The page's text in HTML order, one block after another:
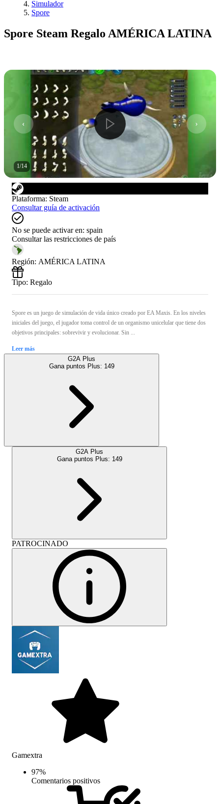
Simulador
Spore
Spore Steam Regalo AMÉRICA LATINA
1/14
Plataforma: Steam
Consultar guía de activación
No se puede activar en: spain
Consultar las restricciones de país
Región: AMÉRICA LATINA
Tipo: Regalo
Spore es un juego de simulación de vida único creado por EA Maxis. En los niveles
iniciales del juego, el jugador toma control de un organismo unicelular que tiene dos
objetivos principales: sobrevivir y evolucionar. Sin ...
Leer más
G2A Plus
Gana puntos Plus: 149
G2A Plus
Gana puntos Plus: 149
PATROCINADO
Gamextra
97%
Comentarios positivos